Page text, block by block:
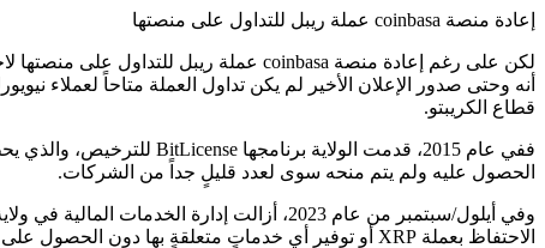
إعادة منصة coinbasa عملة ريبل للتداول على منصتها
أنه وحتى صدور الإعلان الأخير لم يكن تداول العملة متاحاً لعملاء
قطاع الكريبتو.
الحصول عليه ولم يتم منحه سوى لعدد قليلٍ جداً من الشركات.
الاحتفاظ بعملة XRP أو توفير أي خدماتٍ متعلقةٍ بها دون الحصول على موافقاتٍ خاصة.